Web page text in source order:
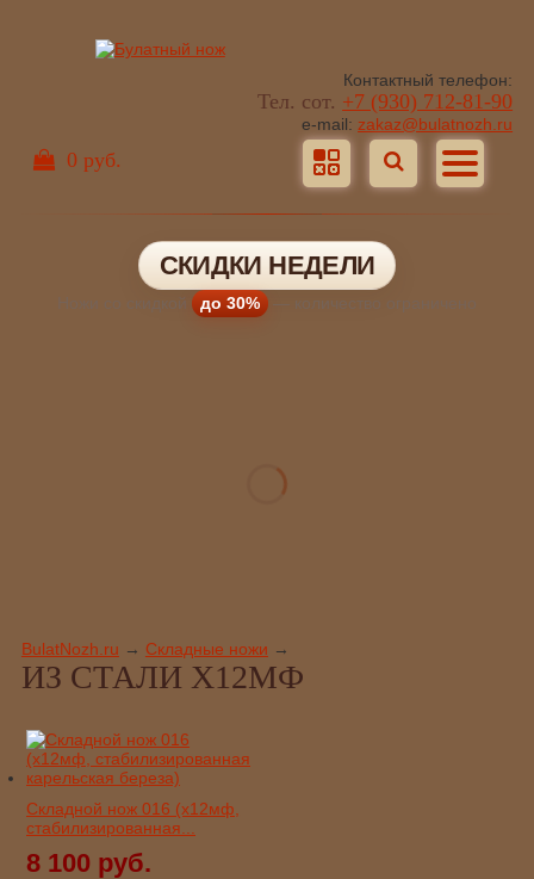
Контактный телефон:
Тел. сот. +7 (930) 712-81-90
e-mail: zakaz@bulatnozh.ru
0 руб.
СКИДКИ НЕДЕЛИ
Ножи со скидкой до 30% — количество ограничено
BulatNozh.ru → Складные ножи →
ИЗ СТАЛИ Х12МФ
Складной нож 016 (х12мф,
стабилизированная...
8 100 руб.